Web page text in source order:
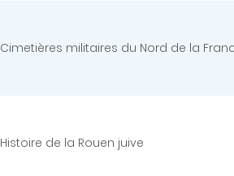
Cimetières militaires du Nord de la
Histoire de la Rouen juive